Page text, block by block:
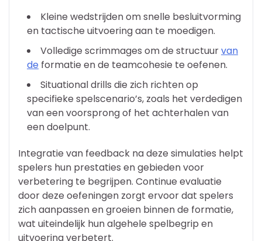
Kleine wedstrijden om snelle besluitvorming
en tactische uitvoering aan te moedigen.
Volledige scrimmages om de structuurvan
de formatie en de teamcohesie te oefenen.
Situational drills die zich richten op
specifieke spelscenario’s, zoals het verdedigen
van een voorsprong of het achterhalen van
een doelpunt.
Integratie van feedback na deze simulaties helpt
spelers hun prestaties en gebieden voor
verbetering te begrijpen. Continue evaluatie
door deze oefeningen zorgt ervoor dat spelers
zich aanpassen en groeien binnen de formatie,
wat uiteindelijk hun algehele spelbegrip en
uitvoering verbetert.